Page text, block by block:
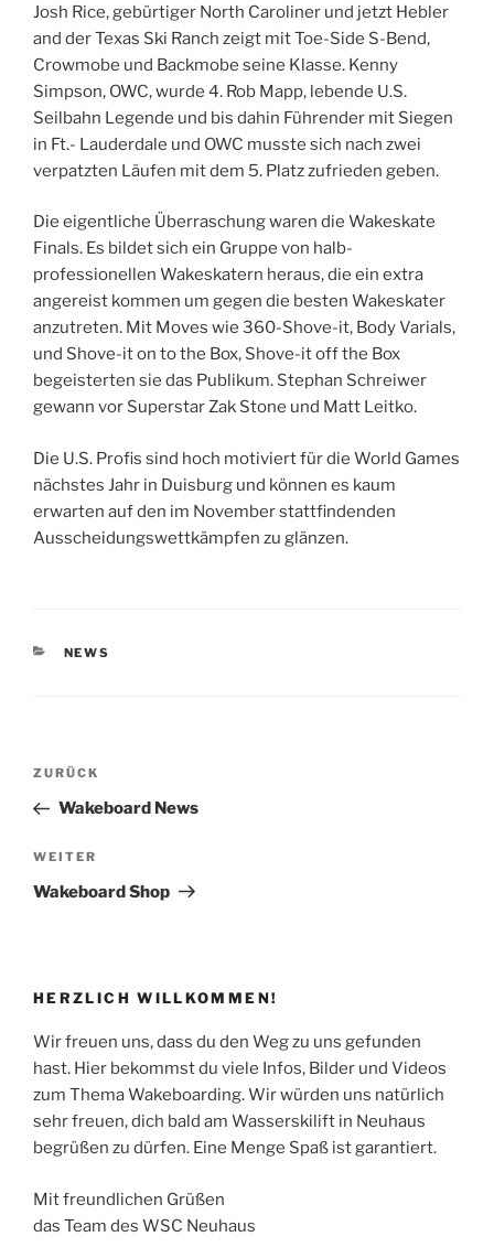
Josh Rice, gebürtiger North Caroliner und jetzt Hebler
and der Texas Ski Ranch zeigt mit Toe-Side S-Bend,
Crowmobe und Backmobe seine Klasse. Kenny
Simpson, OWC, wurde 4. Rob Mapp, lebende U.S.
Seilbahn Legende und bis dahin Führender mit Siegen
in Ft.- Lauderdale und OWC musste sich nach zwei
verpatzten Läufen mit dem 5. Platz zufrieden geben.
Die eigentliche Überraschung waren die Wakeskate
Finals. Es bildet sich ein Gruppe von halb-
professionellen Wakeskatern heraus, die ein extra
angereist kommen um gegen die besten Wakeskater
anzutreten. Mit Moves wie 360-Shove-it, Body Varials,
und Shove-it on to the Box, Shove-it off the Box
begeisterten sie das Publikum. Stephan Schreiwer
gewann vor Superstar Zak Stone und Matt Leitko.
Die U.S. Profis sind hoch motiviert für die World Games
nächstes Jahr in Duisburg und können es kaum
erwarten auf den im November stattfindenden
Ausscheidungswettkämpfen zu glänzen.
KATEGORIEN
NEWS
Beitragsnavigation
Vorheriger
Beitrag
ZURÜCK
Wakeboard News
Nächster
Beitrag
WEITER
Wakeboard Shop
HERZLICH WILLKOMMEN!
Wir freuen uns, dass du den Weg zu uns gefunden
hast. Hier bekommst du viele Infos, Bilder und Videos
zum Thema Wakeboarding. Wir würden uns natürlich
sehr freuen, dich bald am Wasserskilift in Neuhaus
begrüßen zu dürfen. Eine Menge Spaß ist garantiert.
Mit freundlichen Grüßen
das Team des WSC Neuhaus